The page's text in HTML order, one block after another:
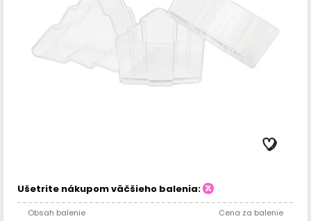
Ušetrite nákupom väčšieho balenia:
Obsah balenie Cena za balenie